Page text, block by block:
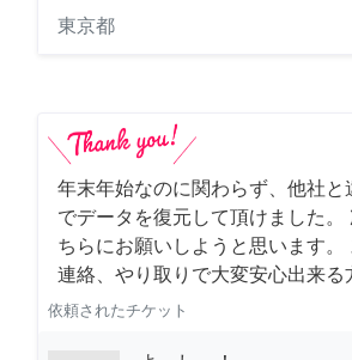
東京都
年末年始なのに関わらず、他社と
でデータを復元して頂けました。
ちらにお願いしようと思います。
連絡、やり取りで大変安心出来る
依頼されたチケット